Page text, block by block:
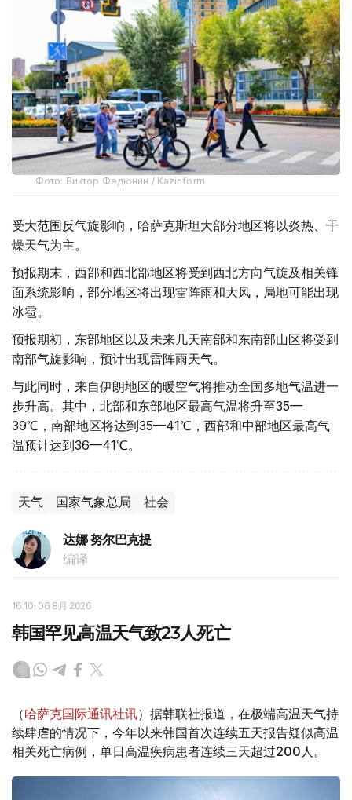
Фото: Виктор Федюнин / Kazinform
受大范围反气旋影响，哈萨克斯坦大部分地区将以炎热、干
燥天气为主。
预报期末，西部和西北部地区将受到西北方向气旋及相关锋
面系统影响，部分地区将出现雷阵雨和大风，局地可能出现
冰雹。
预报期初，东部地区以及未来几天南部和东南部山区将受到
南部气旋影响，预计出现雷阵雨天气。
与此同时，来自伊朗地区的暖空气将推动全国多地气温进一
步升高。其中，北部和东部地区最高气温将升至35—
39℃，南部地区将达到35—41℃，西部和中部地区最高气
温预计达到36—41℃。
天气 国家气象总局 社会
达娜 努尔巴克提
编译
16:10, 06 8月 2026
韩国罕见高温天气致23人死亡
（哈萨克国际通讯社讯）据韩联社报道，在极端高温天气持
续肆虐的情况下，今年以来韩国首次连续五天报告疑似高温
相关死亡病例，单日高温疾病患者连续三天超过200人。